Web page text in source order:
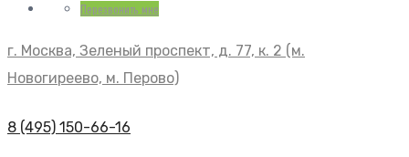
Перезвонить мне
г. Москва, Зеленый проспект, д. 77, к. 2 (м.
Новогиреево, м. Перово)
8 (495) 150-66-16